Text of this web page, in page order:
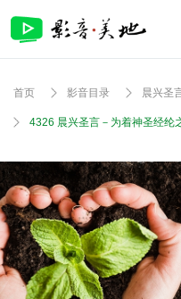
首页 影音目录 晨兴圣
4326 晨兴圣言－为着神圣经纶